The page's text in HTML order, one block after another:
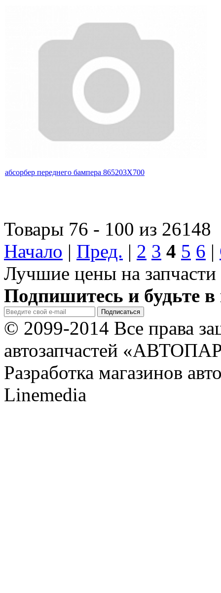
абсорбер переднего бампера 865203X700
Товары 76 - 100 из 26148
Начало | Пред. | 2 3 4 5 6 |
Лучшие цены на запчасти
Подпишитесь и будьте в
© 2099-2014 Все права
автозапчастей
Разработка магазинов
Linemedia